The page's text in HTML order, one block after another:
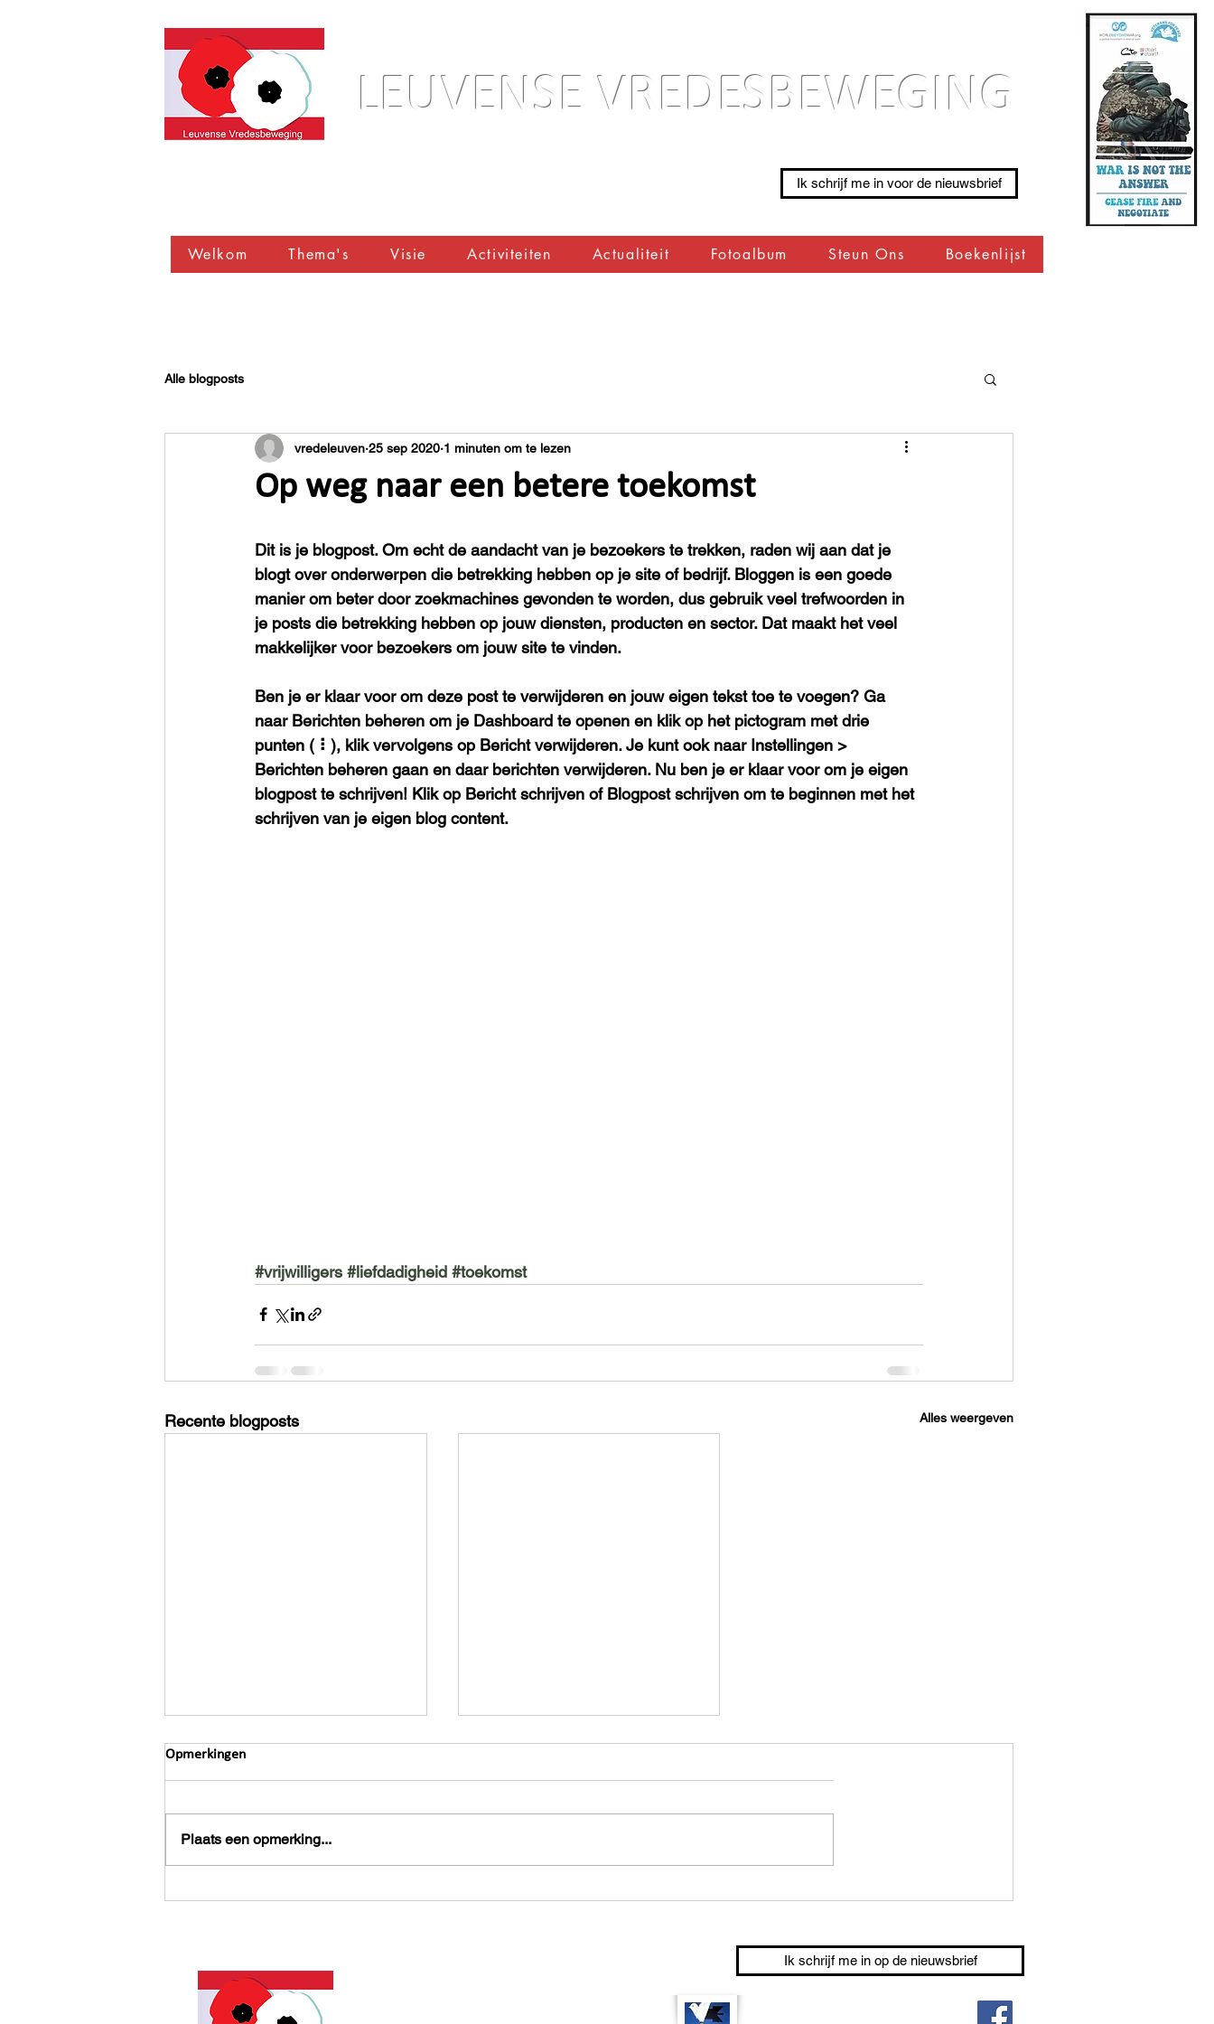
LEUVENSE VREDESBEWEGING
Ik schrijf me in voor de nieuwsbrief
Welkom Thema's Visie Activiteiten Actualiteit Fotoalbum Steun Ons Boekenlijst
Alle blogposts
Op weg naar een betere toekomst
vredeleuven 25 sep 2020 1 minuten om te lezen
Dit is je blogpost. Om echt de aandacht van je bezoekers te trekken, raden wij aan dat je
blogt over onderwerpen die betrekking hebben op je site of bedrijf. Bloggen is een goede
manier om beter door zoekmachines gevonden te worden, dus gebruik veel trefwoorden in
je posts die betrekking hebben op jouw diensten, producten en sector. Dat maakt het veel
makkelijker voor bezoekers om jouw site te vinden.
Ben je er klaar voor om deze post te verwijderen en jouw eigen tekst toe te voegen? Ga
naar Berichten beheren om je Dashboard te openen en klik op het pictogram met drie
punten ( ⠇), klik vervolgens op Bericht verwijderen. Je kunt ook naar Instellingen >
Berichten beheren gaan en daar berichten verwijderen. Nu ben je er klaar voor om je eigen
blogpost te schrijven! Klik op Bericht schrijven of Blogpost schrijven om te beginnen met het
schrijven van je eigen blog content.
#vrijwilligers #liefdadigheid #toekomst
Recente blogposts Alles weergeven
Opmerkingen
Plaats een opmerking...
Ik schrijf me in op de nieuwsbrief